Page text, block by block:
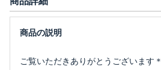
ご覧いただきありがとうございます＊